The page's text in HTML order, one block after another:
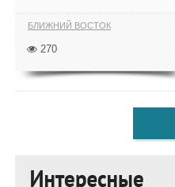
БЛИЖНИЙ ВОСТОК
270